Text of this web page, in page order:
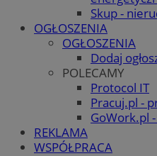
Skup -
OGŁOSZENIA
OGŁOSZENIA
Dodaj
POLECAMY
Protocol IT
Pracuj.pl -
GoWork.pl
REKLAMA
WSPÓŁPRACA